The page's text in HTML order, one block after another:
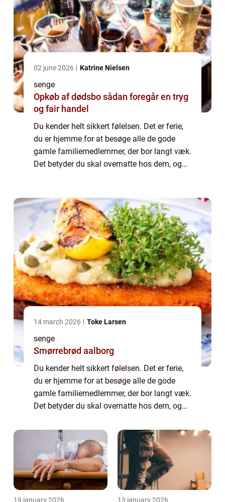
02 june 2026 Katrine Nielsen
senge
Opkøb af dødsbo sådan foregår en tryg
og fair handel
Du kender helt sikkert følelsen. Det er ferie,
du er hjemme for at besøge alle de gode
gamle familiemedlemmer, der bor langt væk.
Det betyder du skal overnatte hos dem, og
14 march 2026 Toke Larsen
senge
Smørrebrød aalborg
Du kender helt sikkert følelsen. Det er ferie,
du er hjemme for at besøge alle de gode
gamle familiemedlemmer, der bor langt væk.
Det betyder du skal overnatte hos dem, og
nattes&osl...
19 january 2026 13 january 2026